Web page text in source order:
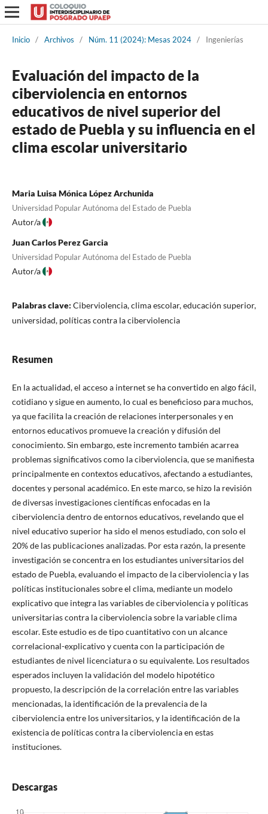
Inicio / Archivos / Núm. 11 (2024): Mesas 2024 / Ingenierías
Evaluación del impacto de la
ciberviolencia en entornos
educativos de nivel superior del
estado de Puebla y su influencia en el
clima escolar universitario
Maria Luisa Mónica López Archunida
Universidad Popular Autónoma del Estado de Puebla
Autor/a
Juan Carlos Perez Garcia
Universidad Popular Autónoma del Estado de Puebla
Autor/a
Palabras clave: Ciberviolencia, clima escolar, educación superior,
universidad, políticas contra la ciberviolencia
Resumen
En la actualidad, el acceso a internet se ha convertido en algo fácil,
cotidiano y sigue en aumento, lo cual es beneficioso para muchos,
ya que facilita la creación de relaciones interpersonales y en
entornos educativos promueve la creación y difusión del
conocimiento. Sin embargo, este incremento también acarrea
problemas significativos como la ciberviolencia, que se manifiesta
principalmente en contextos educativos, afectando a estudiantes,
docentes y personal académico. En este marco, se hizo la revisión
de diversas investigaciones científicas enfocadas en la
ciberviolencia dentro de entornos educativos, revelando que el
nivel educativo superior ha sido el menos estudiado, con solo el
20% de las publicaciones analizadas. Por esta razón, la presente
investigación se concentra en los estudiantes universitarios del
estado de Puebla, evaluando el impacto de la ciberviolencia y las
políticas institucionales sobre el clima, mediante un modelo
explicativo que integra las variables de ciberviolencia y políticas
universitarias contra la ciberviolencia sobre la variable clima
escolar. Este estudio es de tipo cuantitativo con un alcance
correlacional-explicativo y cuenta con la participación de
estudiantes de nivel licenciatura o su equivalente. Los resultados
esperados incluyen la validación del modelo hipotético
propuesto, la descripción de la correlación entre las variables
mencionadas, la identificación de la prevalencia de la
ciberviolencia entre los universitarios, y la identificación de la
existencia de políticas contra la ciberviolencia en estas
instituciones.
Descargas